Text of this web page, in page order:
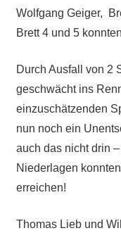
Wolfgang Geiger,
Brett 4 und 5
Durch Ausfall von 2
geschwächt ins
einzuschätzenden
nun noch ein
auch das nicht drin
Niederlagen
erreichen!
Thomas Lieb und